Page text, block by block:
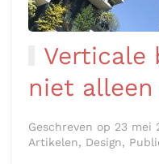
Verticale
niet
Geschreven op 23 mei
Artikelen, Design,